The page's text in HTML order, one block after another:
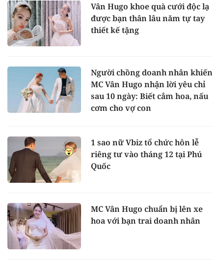
Vân Hugo khoe quà cưới độc lạ
được bạn thân lâu năm tự tay
thiết kế tặng
Người chồng doanh nhân khiến
MC Vân Hugo nhận lời yêu chỉ
sau 10 ngày: Biết cắm hoa, nấu
cơm cho vợ con
1 sao nữ Vbiz tổ chức hôn lễ
riêng tư vào tháng 12 tại Phú
Quốc
MC Vân Hugo chuẩn bị lên xe
hoa với bạn trai doanh nhân